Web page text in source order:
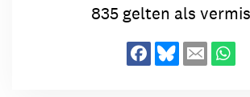
835 gelten als